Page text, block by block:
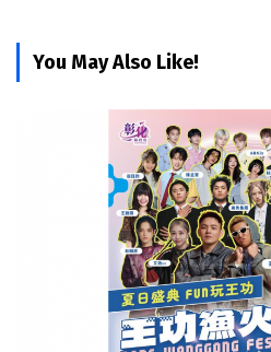
You May Also Like!